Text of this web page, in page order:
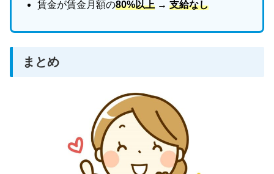
賃金が賃金月額の80%以上→ 支給なし
まとめ